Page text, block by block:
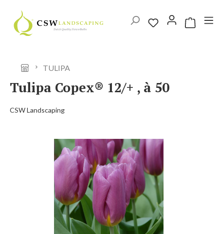
Ga naar de hoofdinhoud
TULIPA
Tulipa Copex® 12/+ , à 50
CSW Landscaping
Afbeeldingengalerij overslaan